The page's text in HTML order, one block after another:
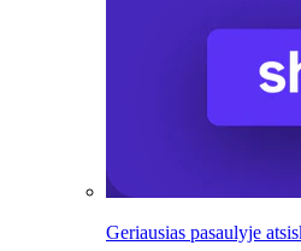
Geriausias pasaulyje